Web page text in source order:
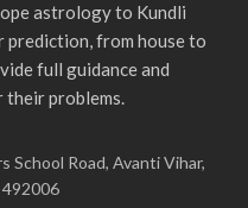
astrology to Kundli
prediction, from house to
full guidance and
problems.
School Road, Avanti Vihar,
492006